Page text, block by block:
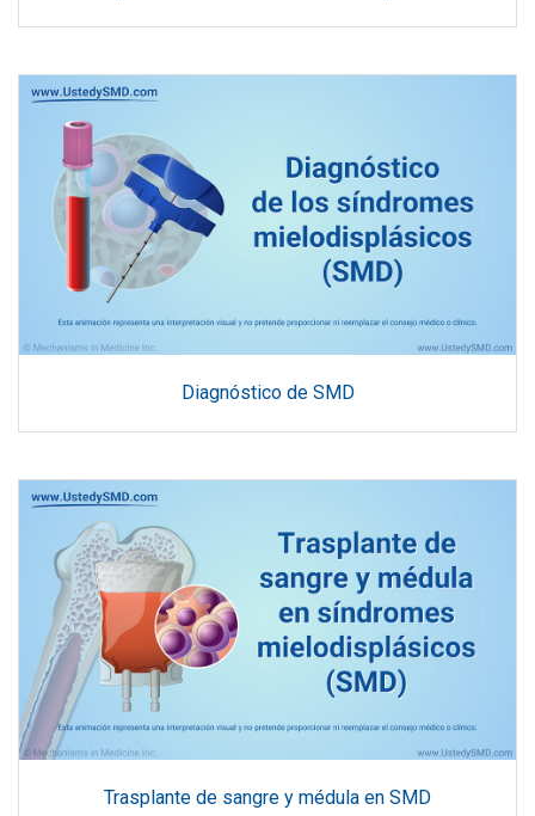
Diagnóstico de SMD
Trasplante de sangre y médula en SMD